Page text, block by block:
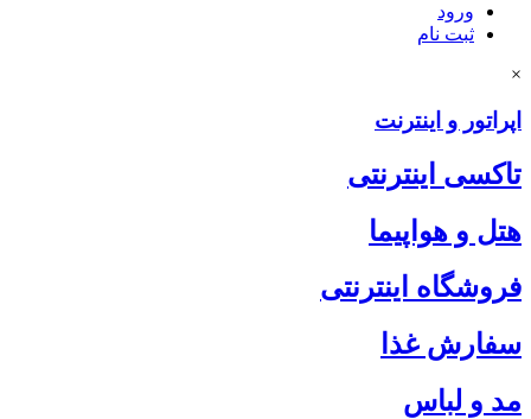
ورود
ثبت نام
×
اپراتور و اینترنت
تاکسی اینترنتی
هتل و هواپیما
فروشگاه اینترنتی
سفارش غذا
مد و لباس